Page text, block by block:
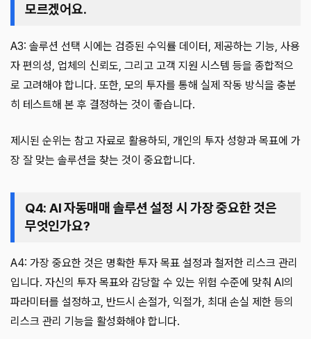
모르겠어요.
A3: 솔루션 선택 시에는 검증된 수익률 데이터, 제공하는 기능, 사용
자 편의성, 업체의 신뢰도, 그리고 고객 지원 시스템 등을 종합적으
로 고려해야 합니다. 또한, 모의 투자를 통해 실제 작동 방식을 충분
히 테스트해 본 후 결정하는 것이 좋습니다.
제시된 순위는 참고 자료로 활용하되, 개인의 투자 성향과 목표에 가
장 잘 맞는 솔루션을 찾는 것이 중요합니다.
Q4: AI 자동매매 솔루션 설정 시 가장 중요한 것은
무엇인가요?
A4: 가장 중요한 것은 명확한 투자 목표 설정과 철저한 리스크 관리
입니다. 자신의 투자 목표와 감당할 수 있는 위험 수준에 맞춰 AI의
파라미터를 설정하고, 반드시 손절가, 익절가, 최대 손실 제한 등의
리스크 관리 기능을 활성화해야 합니다.